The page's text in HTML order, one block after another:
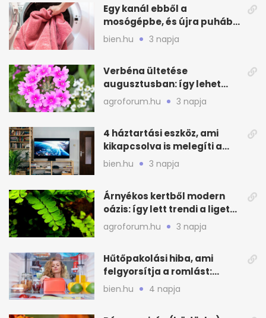
Egy kanál ebből a
mosógépbe, és újra puhább
lesz a törölköző
bien.hu 3 napja
Verbéna ültetése
augusztusban: így lehet
még idén virágos a kert
agroforum.hu 3 napja
4 háztartási eszköz, ami
kikapcsolva is melegíti a
lakást
bien.hu 3 napja
Árnyékos kertből modern
oázis: így lett trendi a ligetes
zöld
agroforum.hu 3 napja
Hűtőpakolási hiba, ami
felgyorsítja a romlást:
zónákra figyelj
bien.hu 4 napja